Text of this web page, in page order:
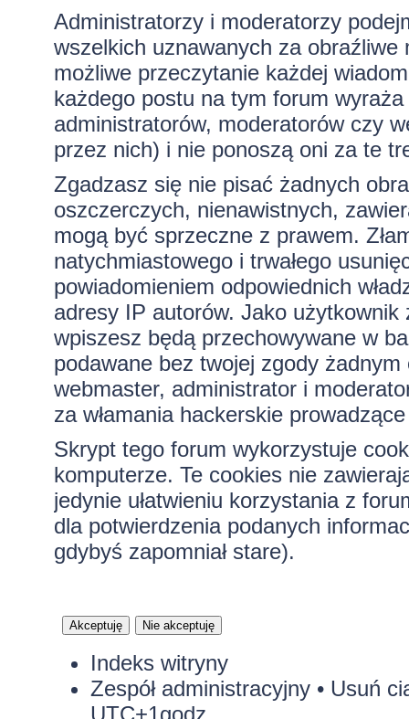
Administratorzy i moderatorzy
wszelkich uznawanych za obraźliwe
możliwe przeczytanie każdej
każdego postu na tym forum
administratorów, moderatorów czy
przez nich) i nie ponoszą oni za te
Zgadzasz się nie pisać żadnych
oszczerczych, nienawistnych,
mogą być sprzeczne z prawem.
natychmiastowego i trwałego
powiadomieniem odpowiednich
adresy IP autorów. Jako
wpiszesz będą przechowywane w
podawane bez twojej zgody
webmaster, administrator i
za włamania hackerskie
Skrypt tego forum wykorzystuje
komputerze. Te cookies nie
jedynie ułatwieniu korzystania z
dla potwierdzenia podanych
gdybyś zapomniał stare).
Indeks witryny
Zespół administracyjny• Usuń
UTC+1godz.